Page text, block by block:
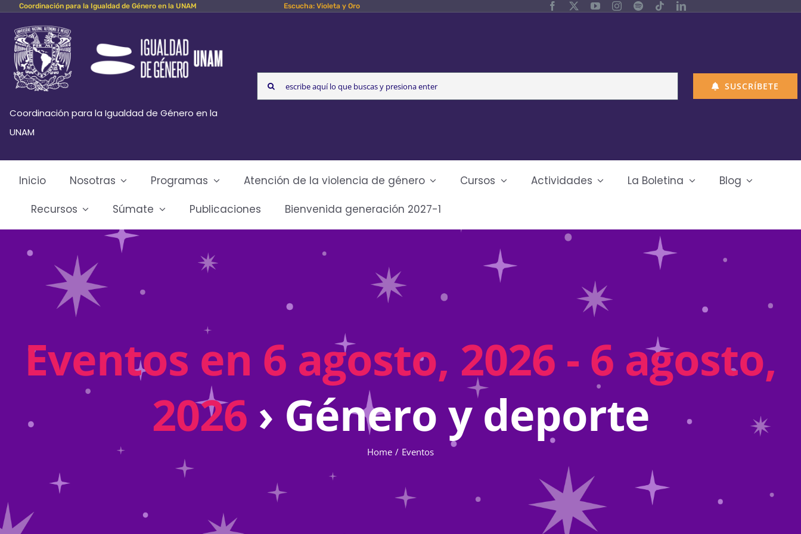
Skip
content
Coordinación para la Igualdad de Género en la UNAM Escucha: Violeta y Oro
Coordinación para la Igualdad de Género en la
UNAM
Search
for:
SUSCRÍBETE
Inicio Nosotras Programas Atención de la violencia de género Cursos Actividades La Boletina
Blog
Recursos
Súmate Publicaciones Bienvenida generación 2027-1
Eventos en 6 agosto, 2026 - 6 agosto,
2026 › Género y deporte
Home Eventos